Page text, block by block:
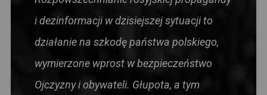
i dezinformacji w dzisiejszej sytuacji to
działanie na szkodę państwa polskiego,
wymierzone wprost w bezpieczeństwo
Ojczyzny i obywateli. Głupota, a tym